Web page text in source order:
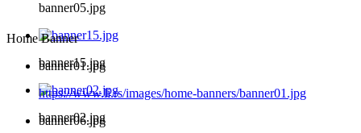
banner05.jpg
banner15.jpg
banner02.jpg
Home Banner
banner01.jpg
https://www.li.rs/images/home-banners/banner01.jpg
banner06.jpg